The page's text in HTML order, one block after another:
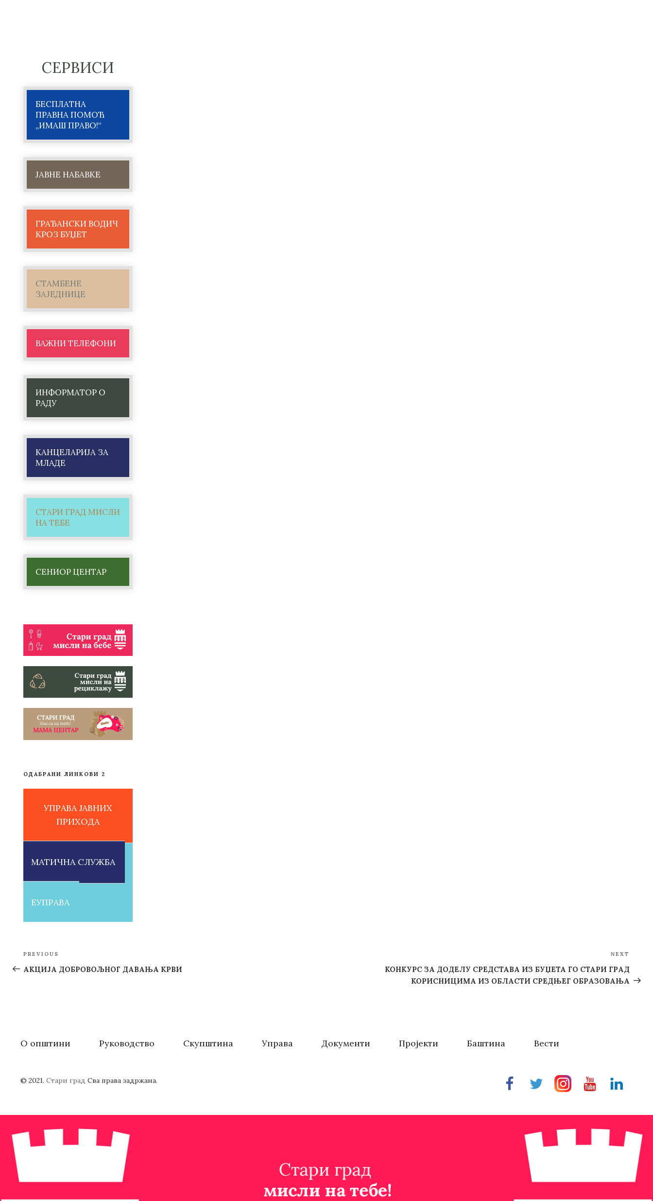
СЕРВИСИ
БЕСПЛАТНА
ПРАВНА ПОМОЋ
„ИМАШ ПРАВО!“
ЈАВНЕ НАБАВКЕ
ГРАЂАНСКИ ВОДИЧ
КРОЗ БУЏЕТ
СТАМБЕНЕ
ЗАЈЕДНИЦЕ
ВАЖНИ ТЕЛЕФОНИ
ИНФОРМАТОР О
РАДУ
КАНЦЕЛАРИЈА ЗА
МЛАДЕ
СТАРИ ГРАД МИСЛИ
НА ТЕБЕ
СЕНИОР ЦЕНТАР
ОДАБРАНИ ЛИНКОВИ 2
УПРАВА ЈАВНИХ
ПРИХОДА
МАТИЧНА СЛУЖБА
ЕУПРАВА
Post
navigation
Previous
Post
PREVIOUS
АКЦИЈА ДОБРОВОЉНОГ ДАВАЊА КРВИ
NEXT
КОНКУРС ЗА ДОДЕЛУ СРЕДСТАВА ИЗ БУЏЕТА ГО СТАРИ ГРАД
КОРИСНИЦИМА ИЗ ОБЛАСТИ СРЕДЊЕГ ОБРАЗОВАЊА
О општини Руководство Скупштина Управа Документи Пројекти Баштина Вести
FacebookTwitterInstragramYoutubeLinkedin
© 2021. Стари град Сва права задржана.